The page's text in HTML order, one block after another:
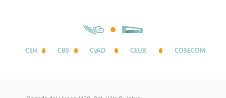
CSH CBS CyAD CEUX COSECOM